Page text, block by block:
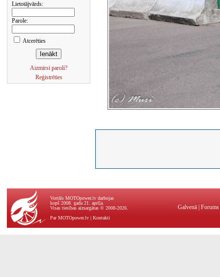
Lietotājvārds:
Parole:
Atcerēties
Aizmirsi paroli?
Reģistrēties
Vortāls MOTOpower.lv darbojas
kopš 2008. gada 21. aprīļa.
Visas tiesības aizsargātas © 2008-2026.
Par MOTOpower.lv | Kontakti
Galvenā Forums